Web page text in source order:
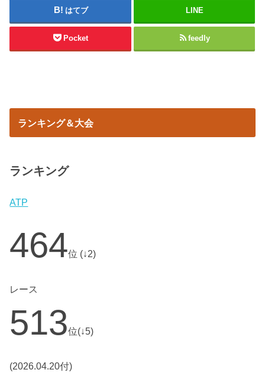
はてブ LINE
Pocket feedly
ランキング＆大会
ランキング
ATP
464位 (↓2)
レース
513位(↓5)
(2026.04.20付)